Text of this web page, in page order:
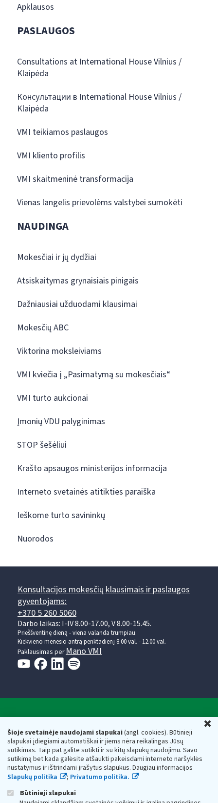
Šioje svetainėje naudojami slapukai(angl. cookies). Būtinieji
slapukai įdiegiami automatiškai ir jiems nėra reikalingas Jūsų
sutikimas. Taip pat galite sutikti ir su kitų slapukų naudojimu. Savo
sutikimą bet kada galėsite atšaukti pakeisdami interneto naršyklės
nustatymus ir ištrindami įrašytus slapukus. Daugiau informacijos
Slapukų politika
; Privatumo politika.
Būtinieji slapukai
Apklausos
PASLAUGOS
Consultations at International House Vilnius /
Klaipėda
Консультации в International House Vilnius /
Klaipėda
VMI teikiamos paslaugos
VMI kliento profilis
VMI skaitmeninė transformacija
Vienas langelis prievolėms valstybei sumokėti
NAUDINGA
Mokesčiai ir jų dydžiai
Atsiskaitymas grynaisiais pinigais
Dažniausiai užduodami klausimai
Mokesčių ABC
Viktorina moksleiviams
VMI kviečia į „Pasimatymą su mokesčiais“
VMI turto aukcionai
Įmonių VDU palyginimas
STOP šešėliui
Krašto apsaugos ministerijos informacija
Interneto svetainės atitikties paraiška
Ieškome turto savininkų
Nuorodos
Konsultacijos mokesčių klausimais ir paslaugos
gyventojams:
+370 5 260 5060
Darbo laikas: I-IV 8.00-17.00, V 8.00-15.45.
Prieššventinę dieną - viena valanda trumpiau.
Kiekvieno mėnesio antrą penktadienį 8.00 val. - 12.00 val.
Paklausimas per Mano VMI
Respublikos finansų ministerijos
Biudžetinė įstaiga. Juridinio asmens kodas — 188659752,
adresas: Vasario 16-osios g. 14, 01107 Vilnius, Lietuva, el.paštas:
vmi@vmi.lt, E. pristatymo dėžutės adresas 188659752
Duomenys apie Valstybinę mokesčių inspekciją prie Lietuvos
Respublikos finansų ministerijos kaupiami ir saugomi Juridinių